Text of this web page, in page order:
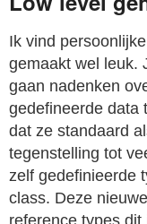
Ik vind
gemaakt wel leuk.
gaan nadenken
gedefineerde data
dat ze standaard
tegenstelling tot
zelf gedefinieerde
class. Deze
reference types